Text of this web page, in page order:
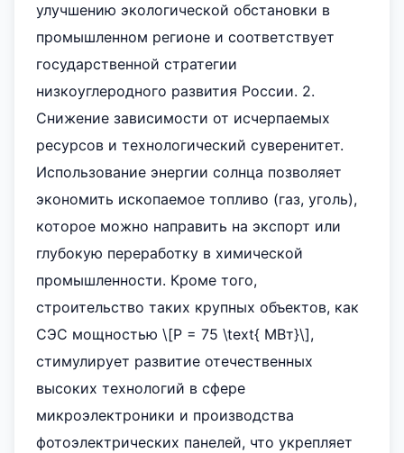
улучшению экологической обстановки в
промышленном регионе и соответствует
государственной стратегии
низкоуглеродного развития России. 2.
Снижение зависимости от исчерпаемых
ресурсов и технологический суверенитет.
Использование энергии солнца позволяет
экономить ископаемое топливо (газ, уголь),
которое можно направить на экспорт или
глубокую переработку в химической
промышленности. Кроме того,
строительство таких крупных объектов, как
СЭС мощностью \[P = 75 \text{ МВт}\],
стимулирует развитие отечественных
высоких технологий в сфере
микроэлектроники и производства
фотоэлектрических панелей, что укрепляет